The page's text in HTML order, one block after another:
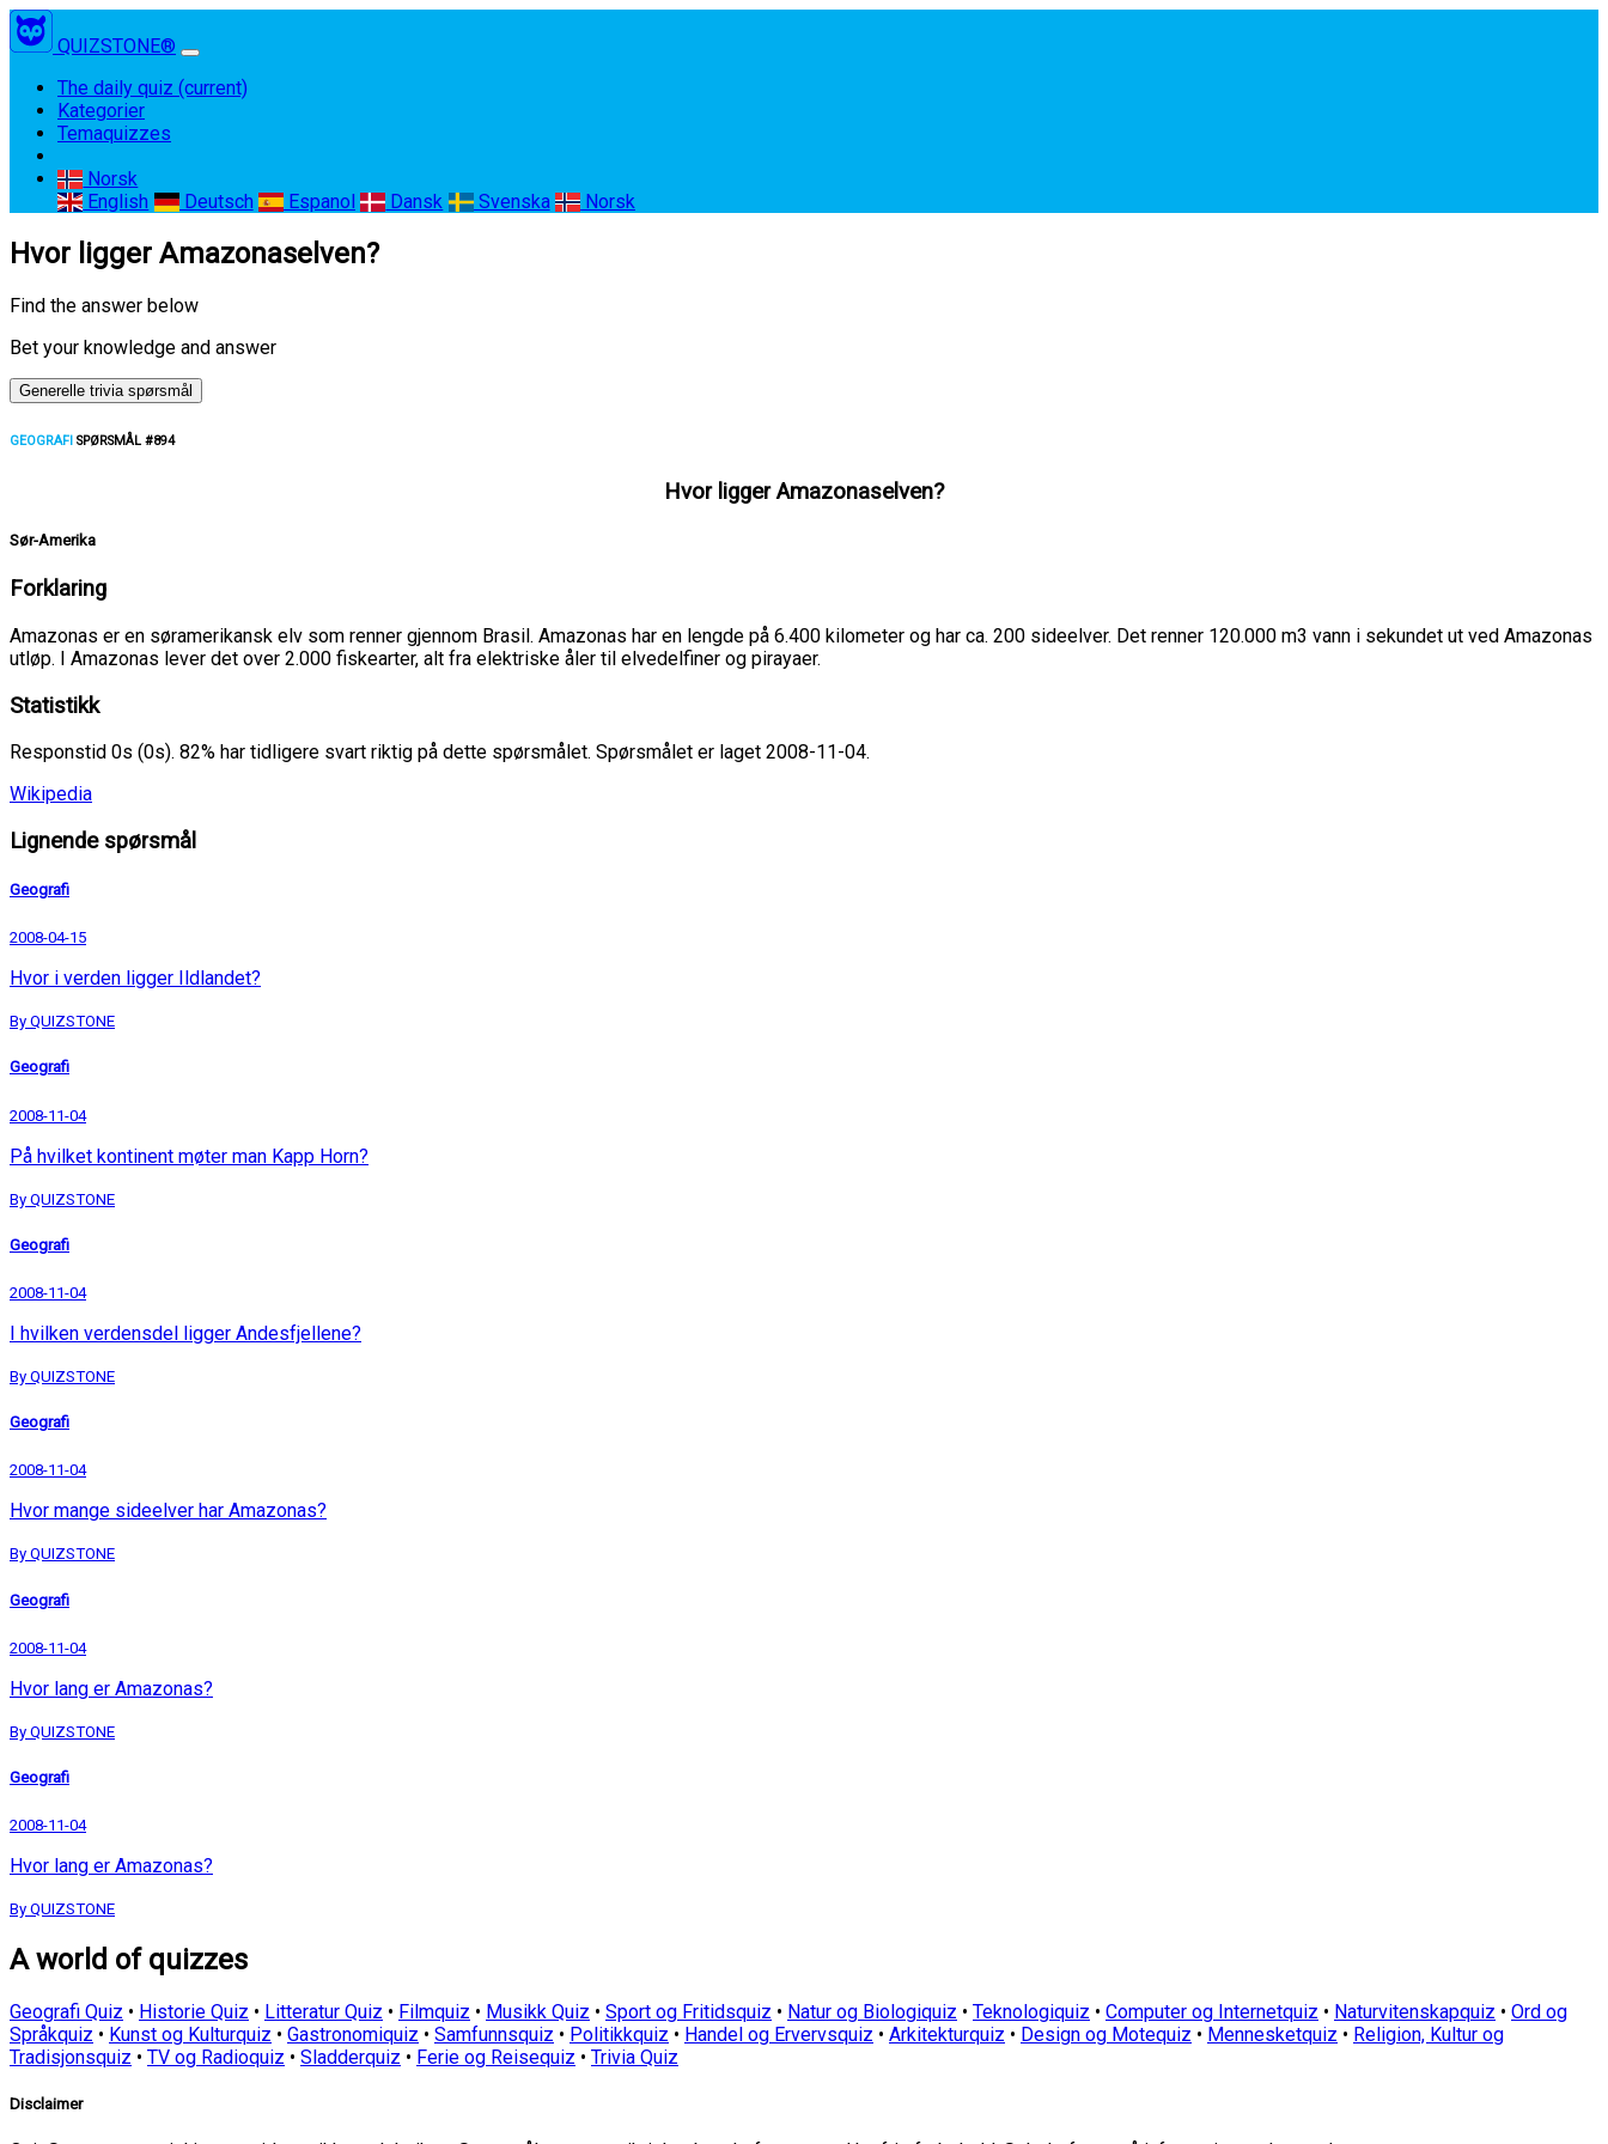
QUIZSTONE®
The daily quiz (current)
Kategorier
Temaquizzes
Norsk
English
Deutsch Espanol Dansk Svenska Norsk
Hvor ligger Amazonaselven?
Find the answer below
Bet your knowledge and answer
Generelle trivia spørsmål
GEOGRAFI SPØRSMÅL #894
Hvor ligger Amazonaselven?
Sør-Amerika
Forklaring
Amazonas er en søramerikansk elv som renner gjennom Brasil. Amazonas har en lengde på 6.400 kilometer og har ca. 200 sideelver. Det renner 120.000 m3 vann i sekundet ut ved Amazonas
utløp. I Amazonas lever det over 2.000 fiskearter, alt fra elektriske åler til elvedelfiner og pirayaer.
Statistikk
Responstid 0s (0s). 82% har tidligere svart riktig på dette spørsmålet. Spørsmålet er laget 2008-11-04.
Wikipedia
Lignende spørsmål
Geografi
2008-04-15
Hvor i verden ligger Ildlandet?
By QUIZSTONE
Geografi
2008-11-04
På hvilket kontinent møter man Kapp Horn?
By QUIZSTONE
Geografi
2008-11-04
I hvilken verdensdel ligger Andesfjellene?
By QUIZSTONE
Geografi
2008-11-04
Hvor mange sideelver har Amazonas?
By QUIZSTONE
Geografi
2008-11-04
Hvor lang er Amazonas?
By QUIZSTONE
Geografi
2008-11-04
Hvor lang er Amazonas?
By QUIZSTONE
A world of quizzes
Geografi Quiz • Historie Quiz • Litteratur Quiz • Filmquiz • Musikk Quiz • Sport og Fritidsquiz • Natur og Biologiquiz • Teknologiquiz • Computer og Internetquiz • Naturvitenskapquiz • Ord og
Språkquiz • Kunst og Kulturquiz • Gastronomiquiz • Samfunnsquiz • Politikkquiz • Handel og Ervervsquiz • Arkitekturquiz • Design og Motequiz • Mennesketquiz • Religion, Kultur og
Tradisjonsquiz • TV og Radioquiz • Sladderquiz • Ferie og Reisequiz • Trivia Quiz
Disclaimer